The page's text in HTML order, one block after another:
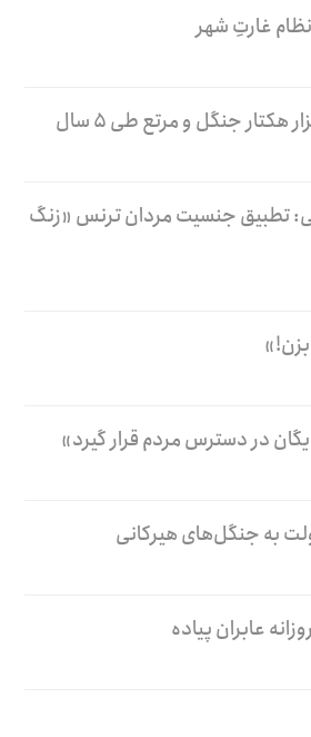
غارتِ شهر
تطبیق جنسیت مردان ترنس «زنگ
در دسترس مردم قرار گیرد»
به جنگل‌های هیرکانی
عابران پیاده